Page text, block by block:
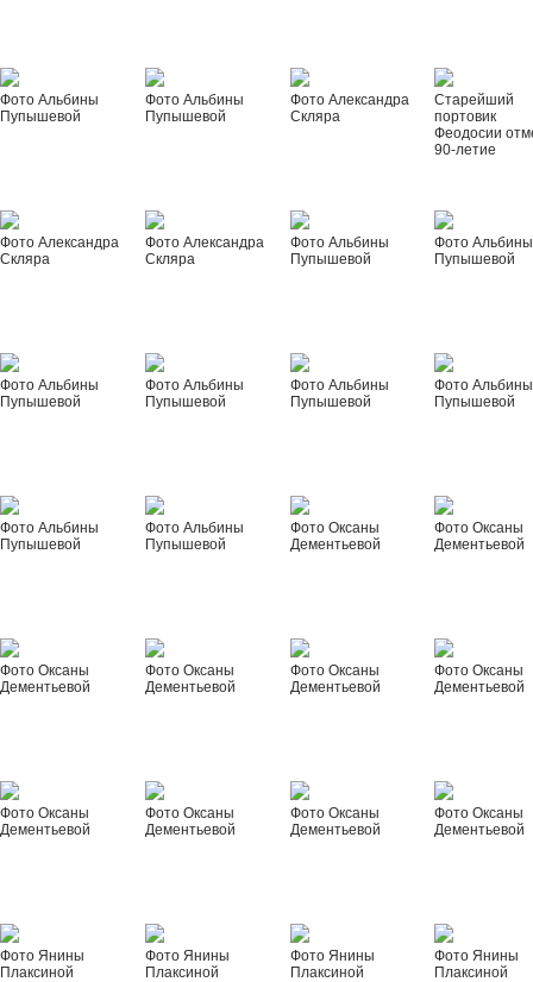
Фото Альбины
Пупышевой
Фото Альбины
Пупышевой
Фото Александра
Скляра
Старейший
портовик
Феодосии
90-летие
Фото Александра
Скляра
Фото Александра
Скляра
Фото Альбины
Пупышевой
Фото Альбины
Пупышевой
Фото Альбины
Пупышевой
Фото Альбины
Пупышевой
Фото Альбины
Пупышевой
Фото Альбины
Пупышевой
Фото Альбины
Пупышевой
Фото Альбины
Пупышевой
Фото Оксаны
Дементьевой
Фото Оксаны
Дементьевой
Фото Оксаны
Дементьевой
Фото Оксаны
Дементьевой
Фото Оксаны
Дементьевой
Фото Оксаны
Дементьевой
Фото Оксаны
Дементьевой
Фото Оксаны
Дементьевой
Фото Оксаны
Дементьевой
Фото Оксаны
Дементьевой
Фото Янины
Плаксиной
Фото Янины
Плаксиной
Фото Янины
Плаксиной
Фото Янины
Плаксиной